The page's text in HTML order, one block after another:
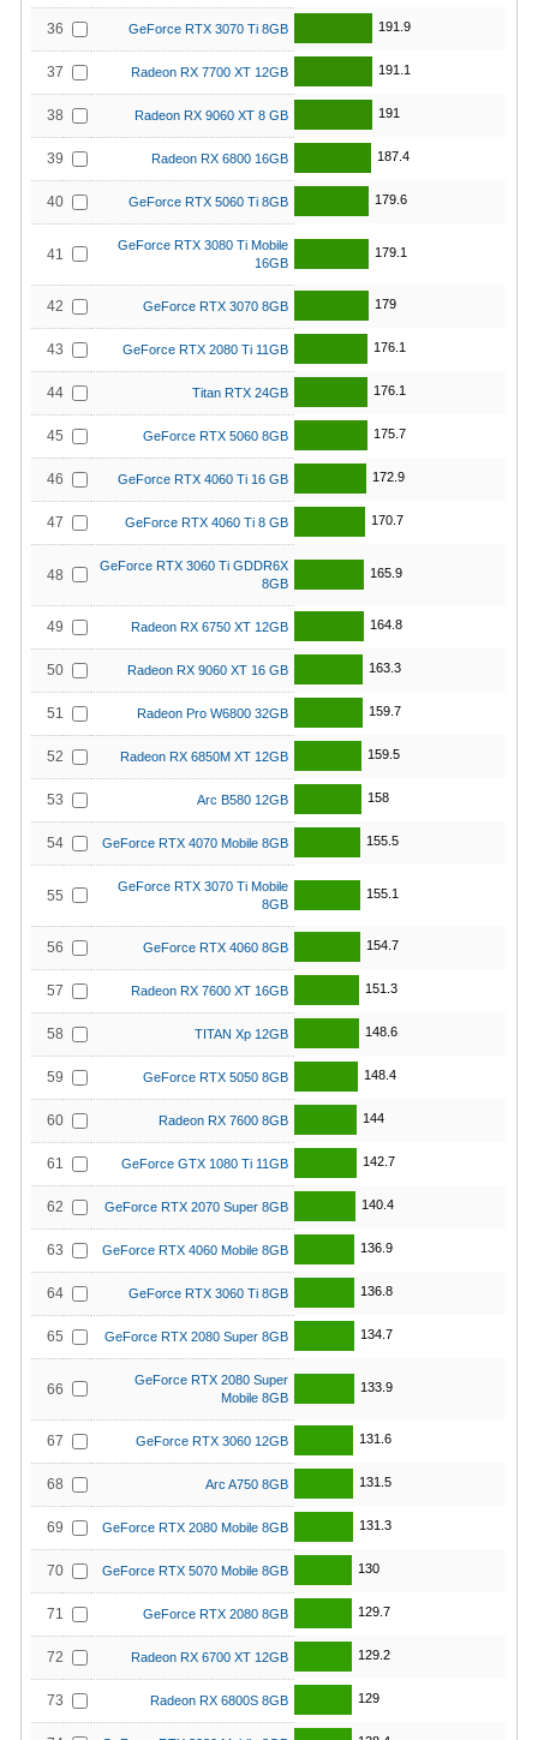
36 GeForce RTX 3070 Ti 8GB 191.9
37 Radeon RX 7700 XT 12GB 191.1
38 Radeon RX 9060 XT 8 GB 191
39 Radeon RX 6800 16GB 187.4
40 GeForce RTX 5060 Ti 8GB 179.6
41
GeForce RTX 3080 Ti Mobile
16GB
179.1
42 GeForce RTX 3070 8GB 179
43 GeForce RTX 2080 Ti 11GB 176.1
44 Titan RTX 24GB 176.1
45 GeForce RTX 5060 8GB 175.7
46 GeForce RTX 4060 Ti 16 GB 172.9
47 GeForce RTX 4060 Ti 8 GB 170.7
48
GeForce RTX 3060 Ti GDDR6X
8GB
165.9
49 Radeon RX 6750 XT 12GB 164.8
50 Radeon RX 9060 XT 16 GB 163.3
51 Radeon Pro W6800 32GB 159.7
52 Radeon RX 6850M XT 12GB 159.5
53 Arc B580 12GB 158
54 GeForce RTX 4070 Mobile 8GB 155.5
55
GeForce RTX 3070 Ti Mobile
8GB
155.1
56 GeForce RTX 4060 8GB 154.7
57 Radeon RX 7600 XT 16GB 151.3
58 TITAN Xp 12GB 148.6
59 GeForce RTX 5050 8GB 148.4
60 Radeon RX 7600 8GB 144
61 GeForce GTX 1080 Ti 11GB 142.7
62 GeForce RTX 2070 Super 8GB 140.4
63 GeForce RTX 4060 Mobile 8GB 136.9
64 GeForce RTX 3060 Ti 8GB 136.8
65 GeForce RTX 2080 Super 8GB 134.7
66
GeForce RTX 2080 Super
Mobile 8GB
133.9
67 GeForce RTX 3060 12GB 131.6
68 Arc A750 8GB 131.5
69 GeForce RTX 2080 Mobile 8GB 131.3
70 GeForce RTX 5070 Mobile 8GB 130
71 GeForce RTX 2080 8GB 129.7
72 Radeon RX 6700 XT 12GB 129.2
73 Radeon RX 6800S 8GB 129